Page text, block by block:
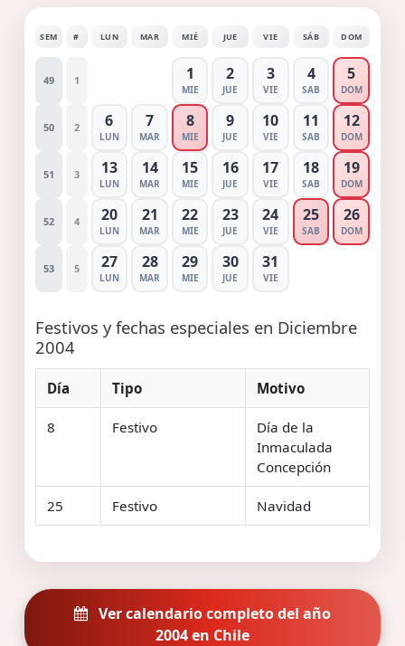
SEM # LUN MAR MIÉ JUE VIE SÁB DOM
49 1 1
MIE
2
JUE
3
VIE
4
SAB
5
DOM
50 2 6
LUN
7
MAR
8
MIE
9
JUE
10
VIE
11
SAB
12
DOM
51 3 13
LUN
14
MAR
15
MIE
16
JUE
17
VIE
18
SAB
19
DOM
52 4 20
LUN
21
MAR
22
MIE
23
JUE
24
VIE
25
SAB
26
DOM
53 5 27
LUN
28
MAR
29
MIE
30
JUE
31
VIE
Festivos y fechas especiales en Diciembre
2004
Día Tipo Motivo
8 Festivo
Día de la
Inmaculada
Concepción
25 Festivo Navidad
Ver calendario completo del año
2004 en Chile